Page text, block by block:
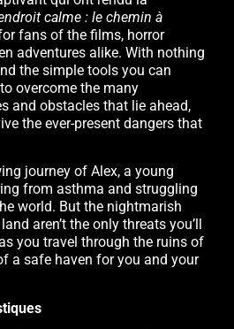
calme : le chemin à
fans of the films, horror
adventures alike. With nothing
the simple tools you can
overcome the many
and obstacles that lie ahead,
the ever-present dangers that
journey of Alex, a young
from asthma and struggling
world. But the nightmarish
aren’t the only threats you’ll
you travel through the ruins of
a safe haven for you and your